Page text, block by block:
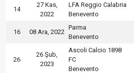
14
27 Kas,
2022
LFA Reggio Calabria
Benevento
16 08 Ara, 2022
Parma
Benevento
26
26 Şub,
2023
Ascoli Calcio 1898
FC
Benevento